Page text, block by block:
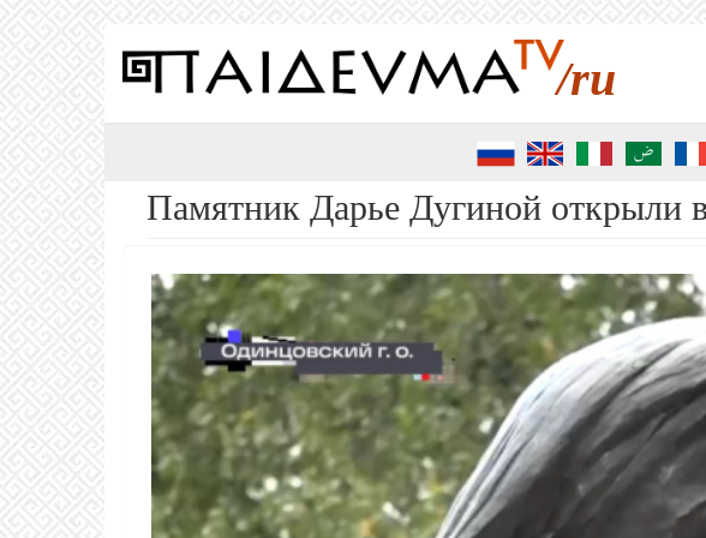
Перейти
основному
содержанию
/ru
Памятник Дарье Дугиной открыли